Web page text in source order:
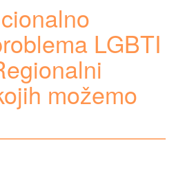
LGBTI
možemo